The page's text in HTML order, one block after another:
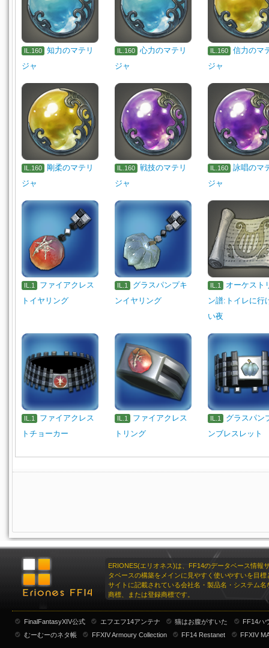
IL.160
知力のマテリ
ジャ
IL.160
心力のマテリ
ジャ
IL.160
信力のマ
ジャ
IL.160
剛柔のマテリ
ジャ
IL.160
戦技のマテリ
ジャ
IL.160
詠唱のマ
ジャ
IL.1
ファイアクレス
トイヤリング
IL.1
グラスパンプキ
ンイヤリング
IL.1
オーケスト
ン譜:トイレに行
い夜
IL.1
ファイアクレス
トチョーカー
IL.1
ファイアクレス
トリング
IL.1
グラスパン
ンブレスレット
ERIONES(エリオネス)は、FF14のデータベース情報
タベースの構築をメインに見やすく使いやすいを目標
サイトに記載されている会社名・製品名・システム名
商標、または登録商標です。
FinalFantasyXIV公式 エフエフ14アンテナ 猫はお腹がすいた
FF14ハ
むーむーのネタ帳
FFXIV Armoury Collection FF14 Restanet FFXIV